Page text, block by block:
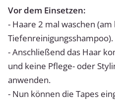
Vor dem Einsetzen:
- Haare 2 mal waschen
Tiefenreinigungsshampoo).
- Anschließend das Haar
und keine Pflege- oder
anwenden.
- Nun können die Tapes